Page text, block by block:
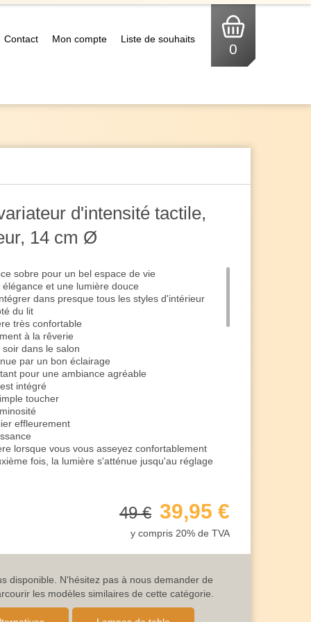
Contact Mon compte Liste de souhaits
0
d'intensité tactile,
14 cm Ø
sobre pour un bel espace de vie
et une lumière douce
dans presque tous les styles d'intérieur
du lit
très confortable
à la rêverie
dans le salon
par un bon éclairage
pour une ambiance agréable
intégré
toucher
effleurement
lorsque vous vous asseyez confortablement
fois, la lumière s'atténue jusqu'au réglage
l'enveloppant d'une lumière chaude et
obtenez le réglage le plus doux de 25%
chaude et confortable uniques
49 € 39,95 €
y compris 20% de TVA
disponible. N'hésitez pas à nous demander de
les modèles similaires de cette catégorie.